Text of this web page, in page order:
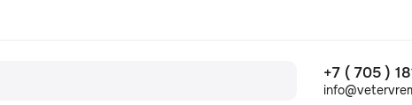
+7 ( 705 )